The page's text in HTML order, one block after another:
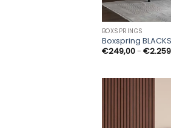
BOXSPRINGS
Boxspring
€249,00- €